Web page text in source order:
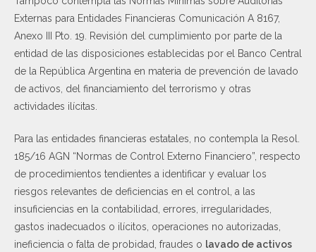
Externas para Entidades Financieras Comunicación A 8167,
Anexo III Pto. 19. Revisión del cumplimiento por parte de la
entidad de las disposiciones establecidas por el Banco Central
de la República Argentina en materia de prevención de lavado
de activos, del financiamiento del terrorismo y otras
actividades ilícitas.
Para las entidades financieras estatales, no contempla la Resol.
185/16 AGN “Normas de Control Externo Financiero”, respecto
de procedimientos tendientes a identificar y evaluar los
riesgos relevantes de deficiencias en el control, a las
insuficiencias en la contabilidad, errores, irregularidades,
gastos inadecuados o ilícitos, operaciones no autorizadas,
ineficiencia o falta de probidad, fraudes o lavado de activos